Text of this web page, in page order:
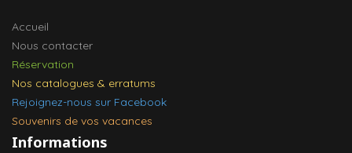
Accueil
Nous contacter
Réservation
Nos catalogues & erratums
Rejoignez-nous sur Facebook
Souvenirs de vos vacances
Informations